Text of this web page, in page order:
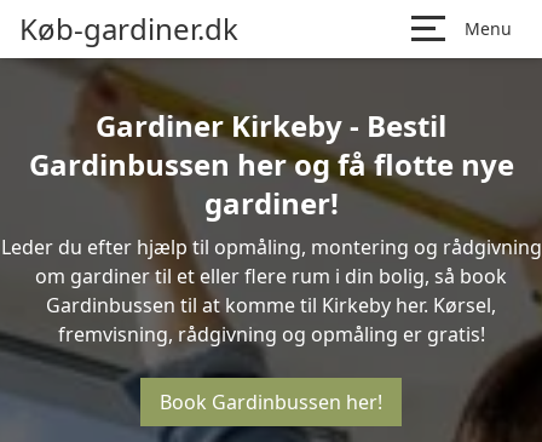
Køb-gardiner.dk Menu
Gardiner Kirkeby - Bestil
Gardinbussen her og få flotte nye
gardiner!
Leder du efter hjælp til opmåling, montering og rådgivning
om gardiner til et eller flere rum i din bolig, så book
Gardinbussen til at komme til Kirkeby her. Kørsel,
fremvisning, rådgivning og opmåling er gratis!
Book Gardinbussen her!